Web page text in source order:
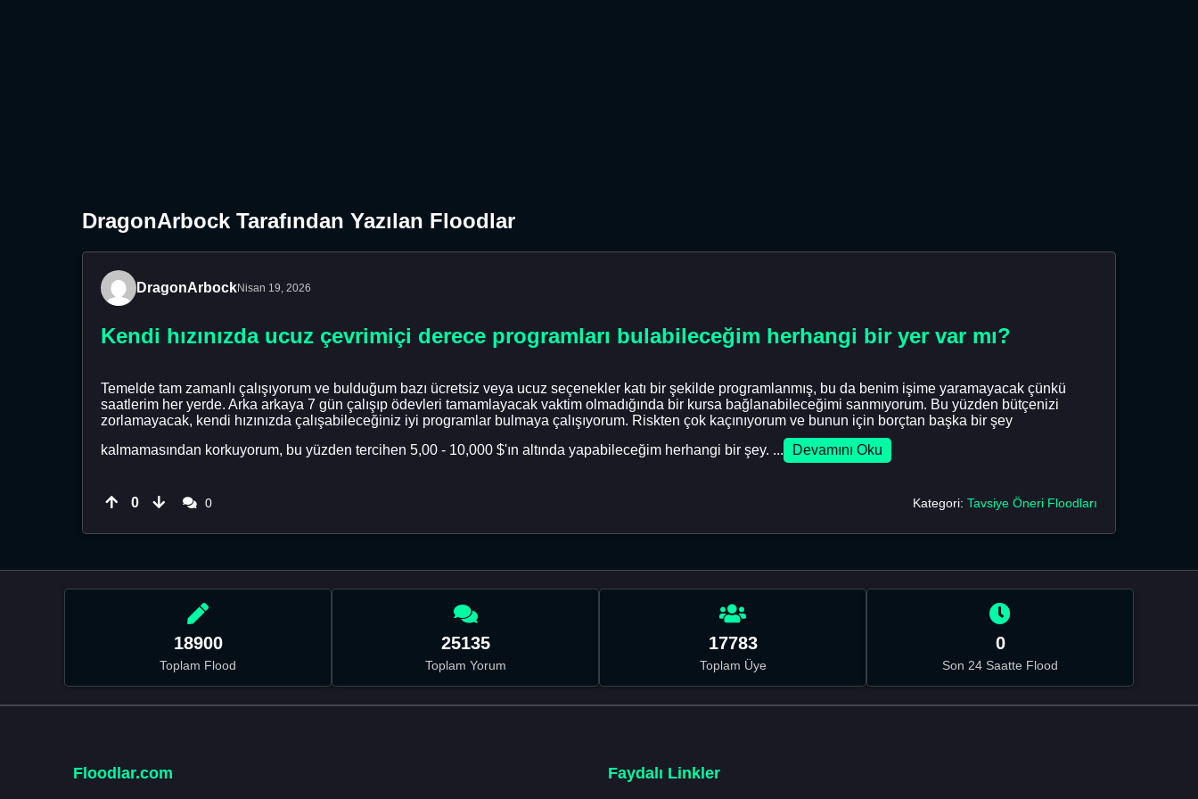
DragonArbock Tarafından Yazılan Floodlar
DragonArbockNisan 19, 2026
Kendi hızınızda ucuz çevrimiçi derece programları bulabileceğim herhangi bir yer var mı?
Temelde tam zamanlı çalışıyorum ve bulduğum bazı ücretsiz veya ucuz seçenekler katı bir şekilde programlanmış, bu da benim işime yaramayacak çünkü
saatlerim her yerde. Arka arkaya 7 gün çalışıp ödevleri tamamlayacak vaktim olmadığında bir kursa bağlanabileceğimi sanmıyorum. Bu yüzden bütçenizi
zorlamayacak, kendi hızınızda çalışabileceğiniz iyi programlar bulmaya çalışıyorum. Riskten çok kaçınıyorum ve bunun için borçtan başka bir şey
kalmamasından korkuyorum, bu yüzden tercihen 5,00 - 10,000 $'ın altında yapabileceğim herhangi bir şey. ...
Devamını Oku
0 0 Kategori: Tavsiye Öneri Floodları
18900
Toplam Flood
25135
Toplam Yorum
17783
Toplam Üye
0
Son 24 Saatte Flood
Floodlar.com Faydalı Linkler